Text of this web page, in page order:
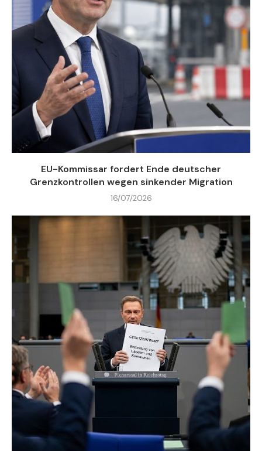
EU-Kommissar fordert Ende deutscher
Grenzkontrollen wegen sinkender Migration
16/07/2026